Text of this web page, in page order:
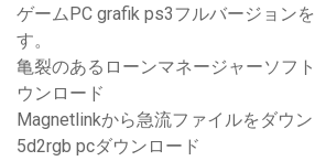
ゲームPC grafik ps3フルバージョン
す。
亀裂のあるローンマネージャーソフ
ウンロード
Magnetlinkから急流ファイルをダウ
5d2rgb pcダウンロード